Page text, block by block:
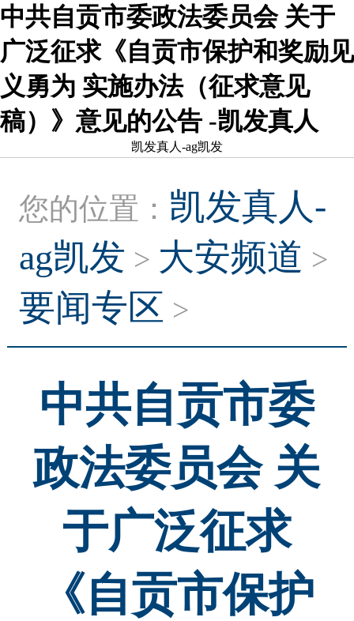
中共自贡市委政法委员会 关于
广泛征求《自贡市保护和奖励见
义勇为 实施办法（征求意见
稿）》意见的公告 -凯发真人
凯发真人-ag凯发
您的位置： 凯发真人-
ag凯发 > 大安频道 >
要闻专区 >
中共自贡市委
政法委员会 关
于广泛征求
《自贡市保护